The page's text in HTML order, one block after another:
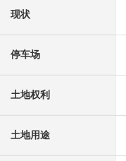
现状
停车场
土地权利
土地用途